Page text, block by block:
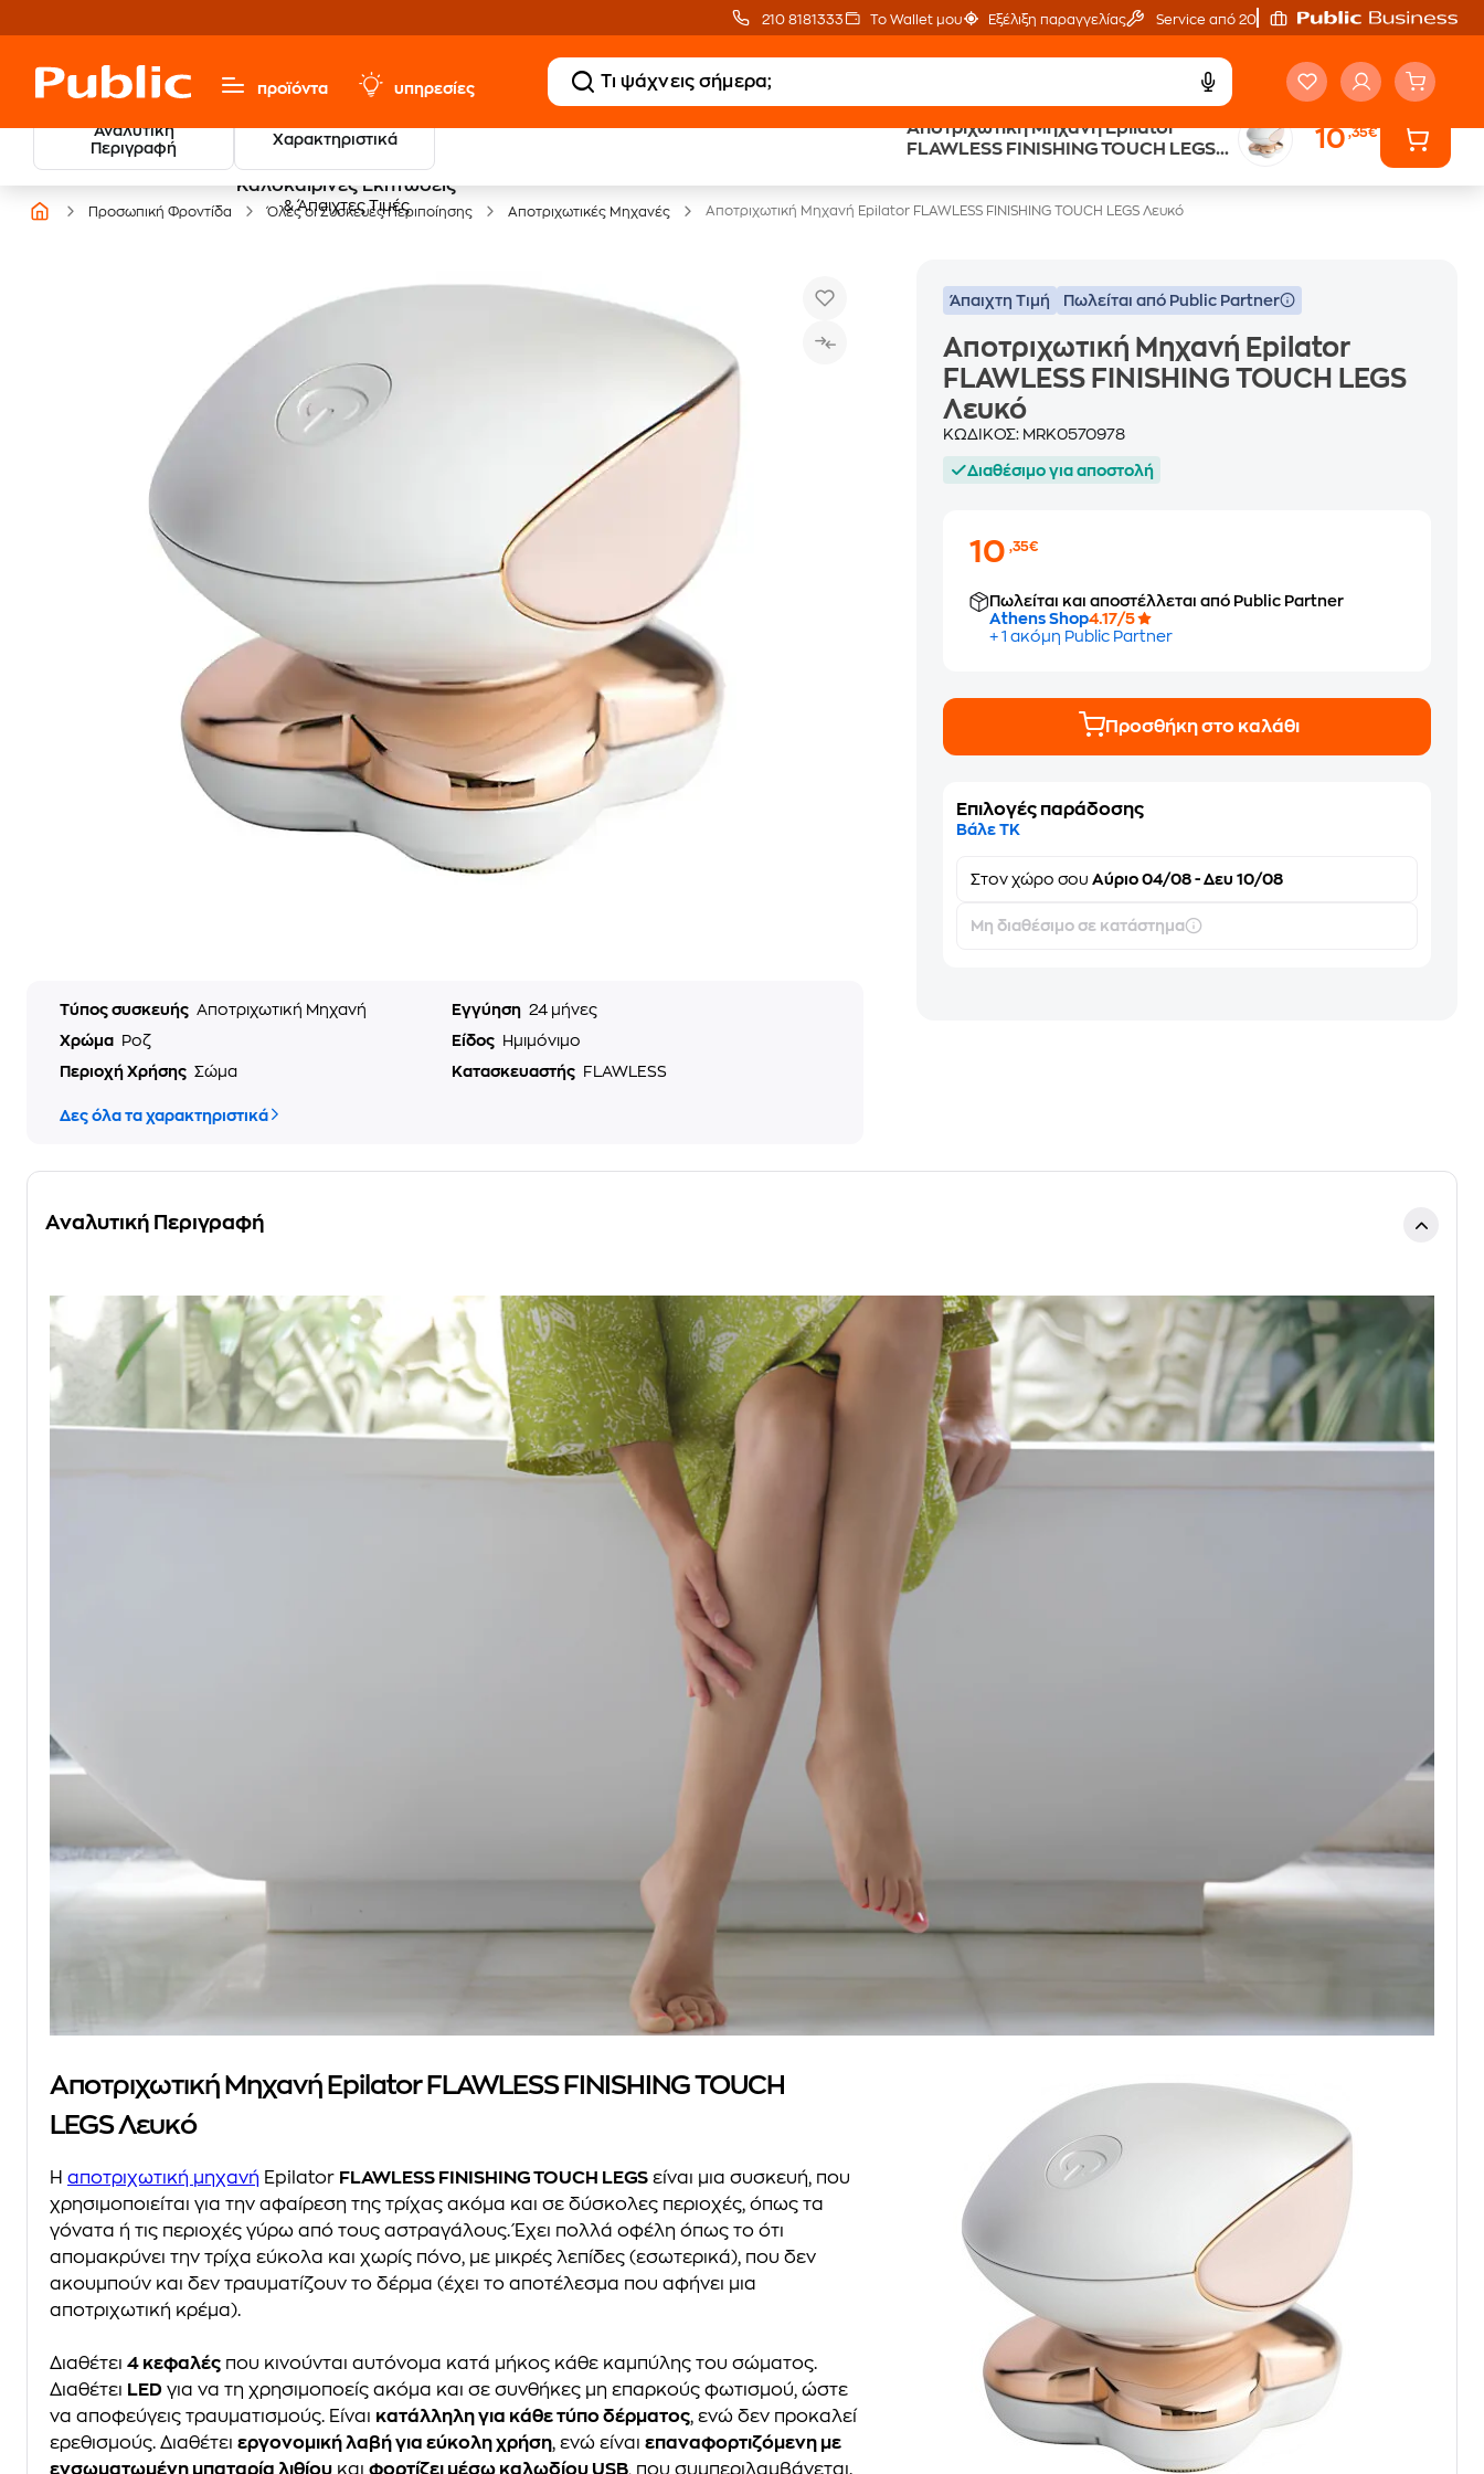
210 8181333 Το Wallet μου Εξέλιξη παραγγελίας Service από 20'
προϊόντα υπηρεσίες
Αναλυτική
Περιγραφή
Χαρακτηριστικά
Αποτριχωτική Μηχανή Epilator
FLAWLESS FINISHING TOUCH LEGS
10,35€
Καλοκαιρινές Εκπτώσεις
& Άπαιχτες Τιμές
Άτοκες Δόσεις Public επιστροφή €
Προσωπική Φροντίδα Όλες οι Συσκευές Περιποίησης Αποτριχωτικές Μηχανές Αποτριχωτική Μηχανή Epilator FLAWLESS FINISHING TOUCH LEGS Λευκό
Τύπος συσκευής Αποτριχωτική Μηχανή Εγγύηση 24 μήνες
Χρώμα
Ροζ Είδος
Ημιμόνιμο
Περιοχή Χρήσης Σώμα Κατασκευαστής FLAWLESS
Δες όλα τα χαρακτηριστικά
Άπαιχτη Τιμή Πωλείται από Public Partner
Αποτριχωτική Μηχανή Epilator
FLAWLESS FINISHING TOUCH LEGS
Λευκό
ΚΩΔΙΚΟΣ: MRK0570978
Διαθέσιμο για αποστολή
10,35€
Πωλείται και αποστέλλεται από Public Partner
Athens Shop4.17/5
+ 1 ακόμη Public Partner
Προσθήκη στο καλάθι
Επιλογές παράδοσης
Βάλε ΤΚ
Στονχώρο σου Αύριο 04/08 - Δευ 10/08
Μη διαθέσιμο σε κατάστημα
Αναλυτική Περιγραφή
Αποτριχωτική Μηχανή Epilator FLAWLESS FINISHING TOUCH
LEGS Λευκό
Η αποτριχωτική μηχανή Epilator FLAWLESS FINISHING TOUCH LEGS είναι μια συσκευή, που
χρησιμοποιείται για την αφαίρεση της τρίχας ακόμα και σε δύσκολες περιοχές, όπως τα
γόνατα ή τις περιοχές γύρω από τους αστραγάλους. Έχει πολλά οφέλη όπως το ότι
απομακρύνει την τρίχα εύκολα και χωρίς πόνο, με μικρές λεπίδες (εσωτερικά), που δεν
ακουμπούν και δεν τραυματίζουν το δέρμα (έχει το αποτέλεσμα που αφήνει μια
αποτριχωτική κρέμα).
Διαθέτει 4 κεφαλές που κινούνται αυτόνομα κατά μήκος κάθε καμπύλης του σώματος.
Διαθέτει LED για να τη χρησιμοποείς ακόμα και σε συνθήκες μη επαρκούς φωτισμού, ώστε
να αποφεύγεις τραυματισμούς. Είναι κατάλληλη για κάθε τύπο δέρματος, ενώ δεν προκαλεί
ερεθισμούς. Διαθέτει εργονομική λαβή για εύκολη χρήση, ενώ είναι επαναφορτιζόμενη με
ενσωματωμένη μπαταρία λιθίου και φορτίζει μέσω καλωδίου USB, που συμπεριλαμβάνεται.